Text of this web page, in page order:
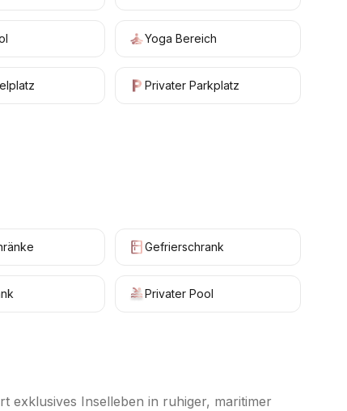
Yoga Bereich
Privater Parkplatz
Gefrierschrank
Privater Pool
exklusives Inselleben in ruhiger, maritimer